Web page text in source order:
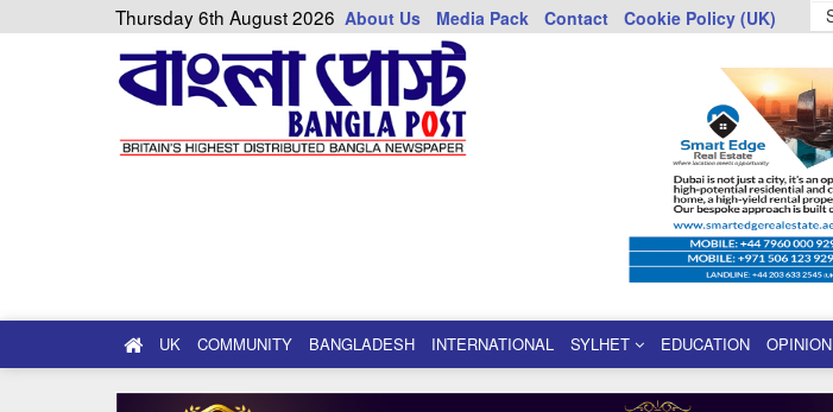
Thursday 6th August 2026 About Us Media Pack Contact Cookie Policy (UK)
UK COMMUNITY BANGLADESH INTERNATIONAL SYLHET EDUCATION OPINION